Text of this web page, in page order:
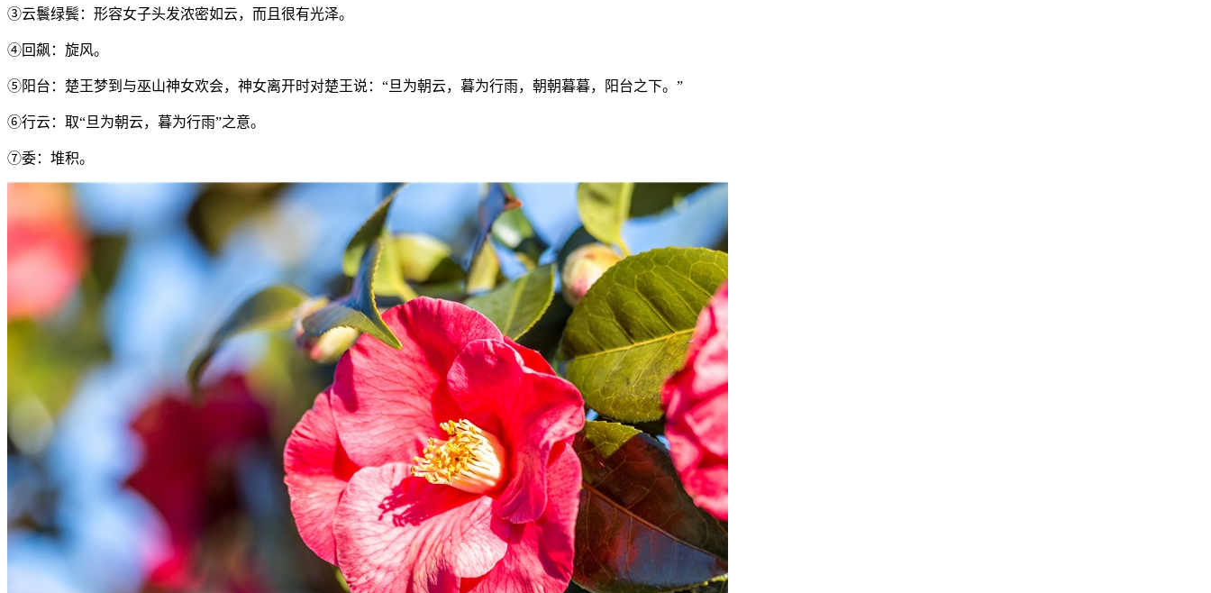
③云鬟绿鬓：形容女子头发浓密如云，而且很有光泽。
④回飙：旋风。
⑤阳台：楚王梦到与巫山神女欢会，神女离开时对楚王说：“旦为朝云，暮为行雨，朝朝暮暮，阳台之下。”
⑥行云：取“旦为朝云，暮为行雨”之意。
⑦委：堆积。